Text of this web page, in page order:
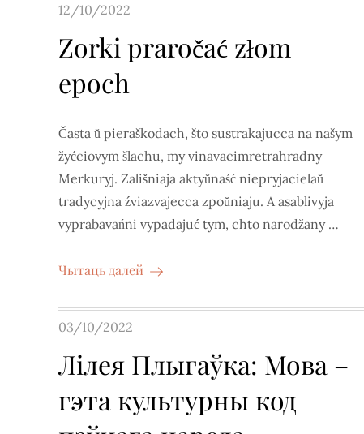
Posted
12/10/2022
Zorki praročać złom
epoch
Časta ŭ pieraškodach, što sustrakajucca na našym
žyćciovym šlachu, my vinavacimretrahradny
Merkuryj. Zališniaja aktyŭnaść niepryjacielaŭ
tradycyjna źviazvajecca zpoŭniaju. A asablivyja
vyprabavańni vypadajuć tym, chto narodžany …
Чытаць далей
Posted
03/10/2022
Лілея Плыгаўка: Мова –
гэта культурны код